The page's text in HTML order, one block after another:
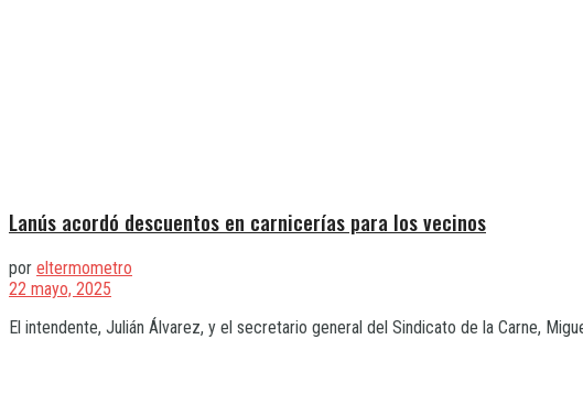
Lanús acordó descuentos en carnicerías para los vecinos
por eltermometro
22 mayo, 2025
El intendente, Julián Álvarez, y el secretario general del Sindicato de la Carne,